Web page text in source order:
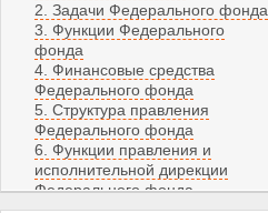
2. Задачи Федерального фонда
3. Функции Федерального
фонда
4. Финансовые средства
Федерального фонда
5. Структура правления
Федерального фонда
6. Функции правления и
исполнительной дирекции
Федерального фонда